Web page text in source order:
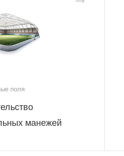
поля
манежей